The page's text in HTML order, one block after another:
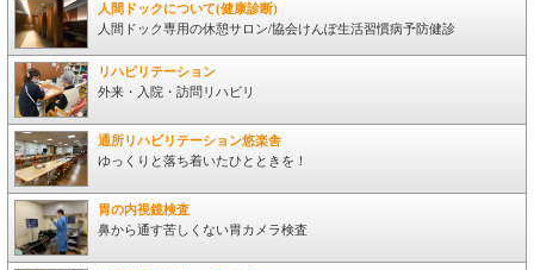
人間ドックについて(健康診断)
人間ドック専用の休憩サロン/協会けんぽ生活習慣病予防健診
リハビリテーション
外来・入院・訪問リハビリ
通所リハビリテーション悠楽舎
ゆっくりと落ち着いたひとときを！
胃の内視鏡検査
鼻から通す苦しくない胃カメラ検査